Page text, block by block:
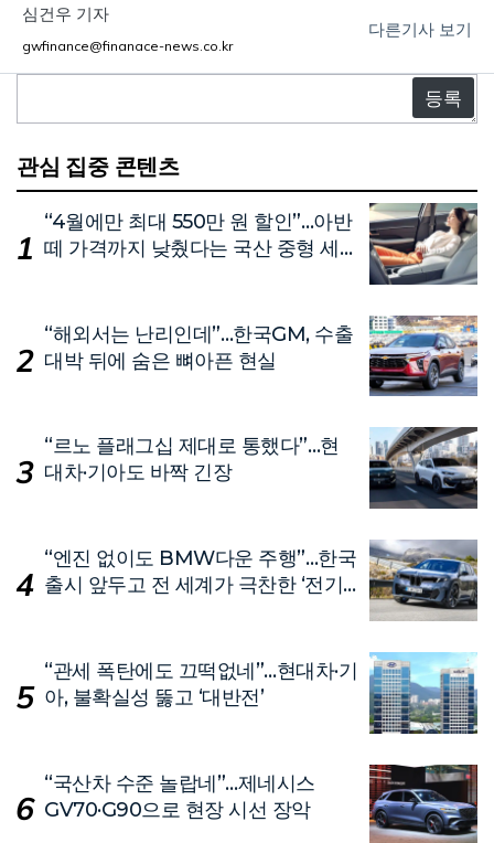
심건우 기자
gwfinance@finanace-news.co.kr
다른기사 보기
글
관심 집중 콘텐츠
“4월에만 최대 550만 원 할인”…아반
떼 가격까지 낮췄다는 국산 중형 세
“해외서는 난리인데”…한국GM, 수출
대박 뒤에 숨은 뼈아픈 현실
“르노 플래그십 제대로 통했다”…현
대차·기아도 바짝 긴장
“엔진 없이도 BMW다운 주행”…한국
출시 앞두고 전 세계가 극찬한 ‘전기
“관세 폭탄에도 끄떡없네”…현대차·기
아, 불확실성 뚫고 ‘대반전’
“국산차 수준 놀랍네”…제네시스
GV70·G90으로 현장 시선 장악